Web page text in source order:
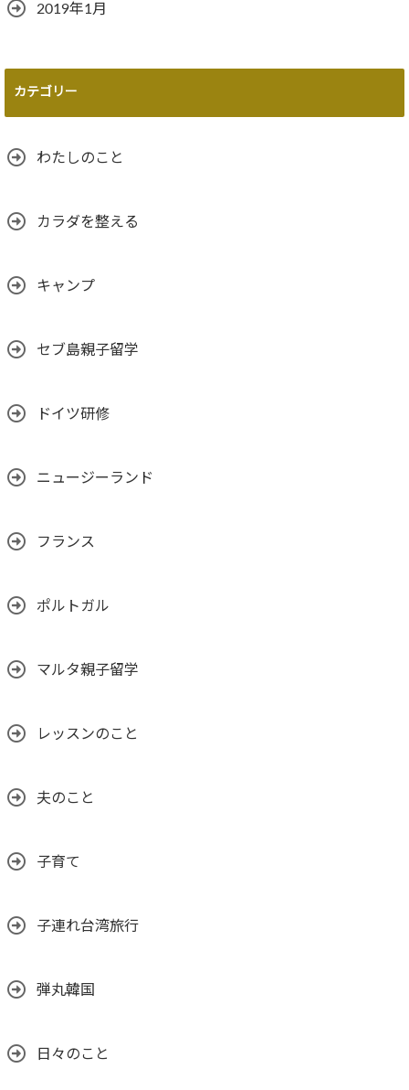
2019年1月
カテゴリー
わたしのこと
カラダを整える
キャンプ
セブ島親子留学
ドイツ研修
ニュージーランド
フランス
ポルトガル
マルタ親子留学
レッスンのこと
夫のこと
子育て
子連れ台湾旅行
弾丸韓国
日々のこと